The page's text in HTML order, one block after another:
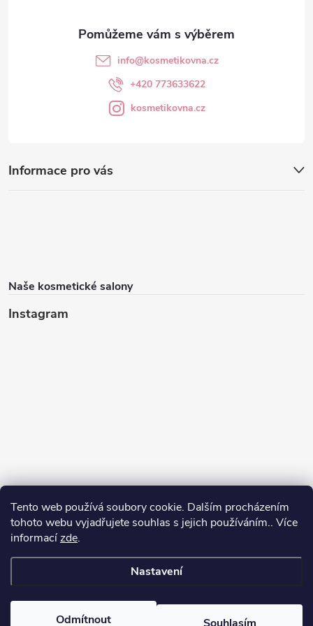
Tento web používá soubory cookie. Dalším procházením
tohoto webu vyjadřujete souhlas s jejich používáním.. Více
informacízde.
Nastavení
Odmítnout
Informace pro vás
Naše kosmetické salony
Instagram
info@kosmetikovna.cz
+420 773633622
kosmetikovna.cz
Kosmetikovna